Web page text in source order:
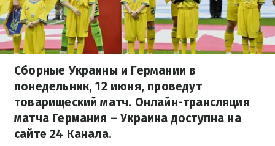
Сборные Украины и Германии в
понедельник, 12 июня, проведут
товарищеский матч. Онлайн-трансляция
матча Германия – Украина доступна на
сайте 24 Канала.